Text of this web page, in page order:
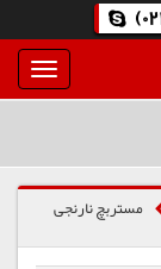
بار
و
مستربچ نارنجی